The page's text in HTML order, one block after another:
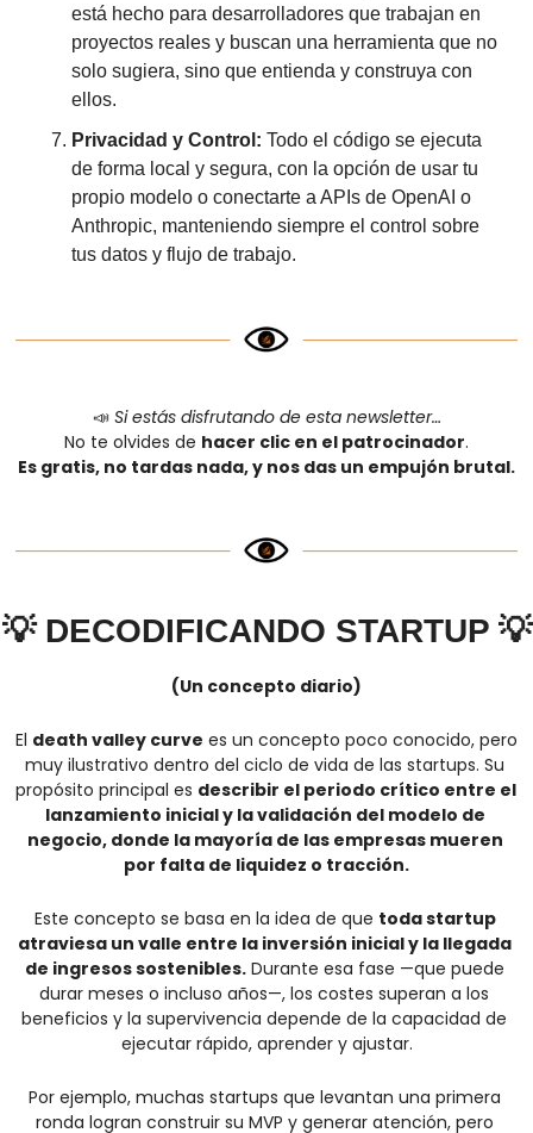
está hecho para desarrolladores que trabajan en
proyectos reales y buscan una herramienta que no
solo sugiera, sino que entienda y construya con
ellos.
Privacidad y Control: Todo el código se ejecuta
de forma local y segura, con la opción de usar tu
propio modelo o conectarte a APIs de OpenAI o
Anthropic, manteniendo siempre el control sobre
tus datos y flujo de trabajo.
📣 Si estás disfrutando de esta newsletter…
No te olvides de hacer clic en el patrocinador.
Es gratis, no tardas nada, y nos das un empujón brutal.
💡 DECODIFICANDO STARTUP 💡
(Un concepto diario)
El death valley curve es un concepto poco conocido, pero
muy ilustrativo dentro del ciclo de vida de las startups. Su
propósito principal es describir el periodo crítico entre el
lanzamiento inicial y la validación del modelo de
negocio, donde la mayoría de las empresas mueren
por falta de liquidez o tracción.
Este concepto se basa en la idea de que toda startup
atraviesa un valle entre la inversión inicial y la llegada
de ingresos sostenibles. Durante esa fase —que puede
durar meses o incluso años—, los costes superan a los
beneficios y la supervivencia depende de la capacidad de
ejecutar rápido, aprender y ajustar.
Por ejemplo, muchas startups que levantan una primera